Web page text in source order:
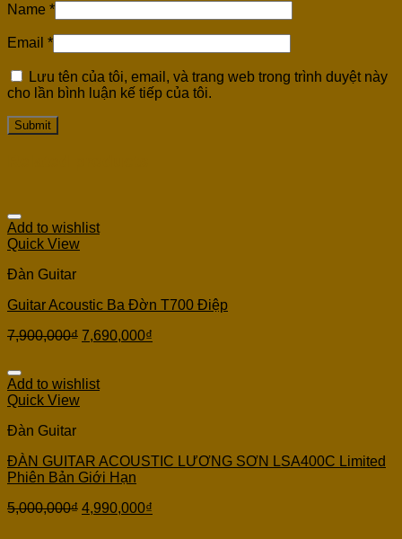
Name *
Email *
Lưu tên của tôi, email, và trang web trong trình duyệt này
cho lần bình luận kế tiếp của tôi.
Add to wishlist
Quick View
Đàn Guitar
Guitar Acoustic Ba Đờn T700 Điệp
7,900,000₫ 7,690,000₫
Add to wishlist
Quick View
Đàn Guitar
ĐÀN GUITAR ACOUSTIC LƯƠNG SƠN LSA400C Limited
Phiên Bản Giới Hạn
5,000,000₫ 4,990,000₫